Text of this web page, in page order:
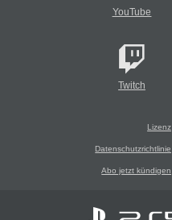
YouTube
Twitch
Lizenz
Datenschutzrichtlinie
Abo jetzt kündigen